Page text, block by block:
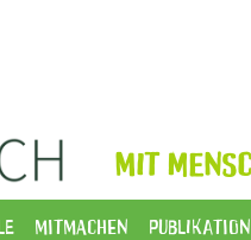
MIT
Mitmachen